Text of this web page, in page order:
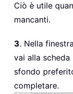
Ciò è utile
mancanti.
3. Nella
vai alla scheda
sfondo
completare.